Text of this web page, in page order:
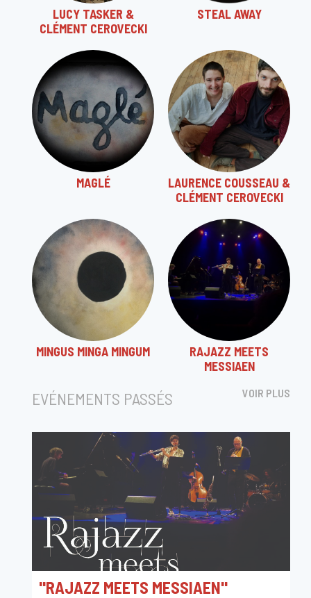
LUCY TASKER &
CLÉMENT CEROVECKI
STEAL AWAY
MAGLÉ
LAURENCE COUSSEAU &
CLÉMENT CEROVECKI
MINGUS MINGA MINGUM
RAJAZZ MEETS
MESSIAEN
EVÉNEMENTS PASSÉS VOIR PLUS
"RAJAZZ MEETS MESSIAEN"